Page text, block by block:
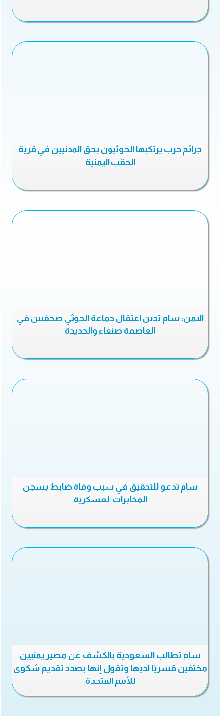
جرائم حرب يرتكبها الحوثيون بحق المدنيين في قرية
الحقب اليمنية
اليمن: سام تدين اعتقال جماعة الحوثي صحفيين في
العاصمة صنعاء والحديدة
سام تدعو للتحقيق في سبب وفاة ضابط بسجن
المخابرات العسكرية
سام تطالب السعودية بالكشف عن مصير يمنيين
مختفين قسريًا لديها وتقول إنها بصدد تقديم شكوى
للأمم المتحدة